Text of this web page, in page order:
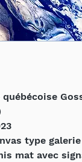
type
mat avec